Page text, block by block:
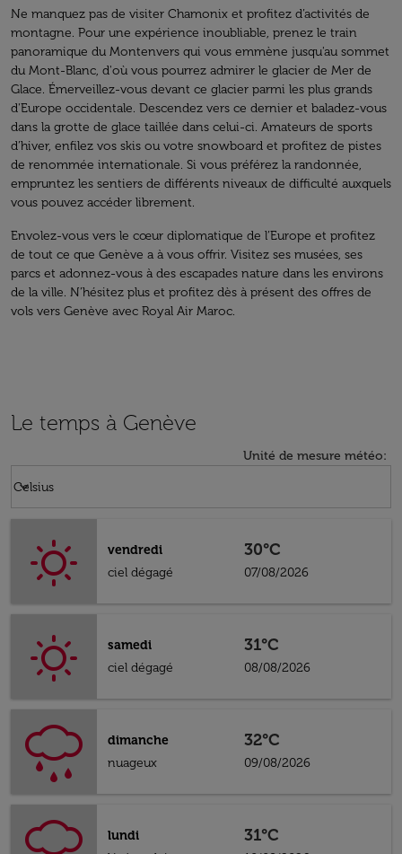
Ne manquez pas de visiter Chamonix et profitez d’activités de
montagne. Pour une expérience inoubliable, prenez le train
panoramique du Montenvers qui vous emmène jusqu'au sommet
du Mont-Blanc, d'où vous pourrez admirer le glacier de Mer de
Glace. Émerveillez-vous devant ce glacier parmi les plus grands
d'Europe occidentale. Descendez vers ce dernier et baladez-vous
dans la grotte de glace taillée dans celui-ci. Amateurs de sports
d’hiver, enfilez vos skis ou votre snowboard et profitez de pistes
de renommée internationale. Si vous préférez la randonnée,
empruntez les sentiers de différents niveaux de difficulté auxquels
vous pouvez accéder librement.
Envolez-vous vers le cœur diplomatique de l’Europe et profitez
de tout ce que Genève a à vous offrir. Visitez ses musées, ses
parcs et adonnez-vous à des escapades nature dans les environs
de la ville. N’hésitez plus et profitez dès à présent des offres de
vols vers Genève avec Royal Air Maroc.
Le temps à Genève
Unité de mesure météo:
Celsius
keyboard_arrow_down
vendredi
ciel dégagé
30°C
07/08/2026
samedi
ciel dégagé
31°C
08/08/2026
dimanche
nuageux
32°C
09/08/2026
lundi
31°C